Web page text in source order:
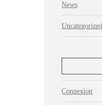
News
Uncategorized
Connexion